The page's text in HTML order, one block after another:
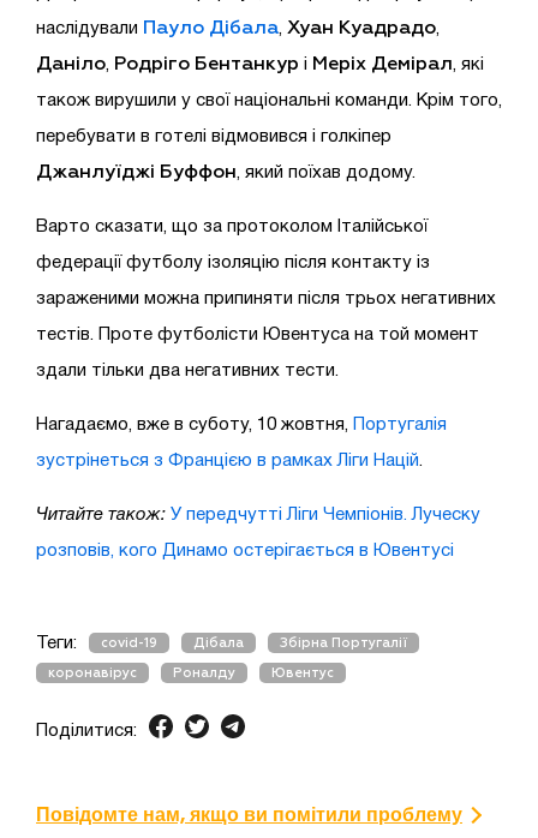
наслідували Пауло Дібала Хуан Куадрадо
Даніло Родріго Бентанкур і Меріх Демірал , які
також вирушили у свої національні команди. Крім того,
перебувати в готелі відмовився і голкіпер
Джанлуїджі Буффон , який поїхав додому.
Варто сказати, що за протоколом Італійської
федерації футболу ізоляцію після контакту із
зараженими можна припиняти після трьох негативних
тестів. Проте футболісти Ювентуса на той момент
здали тільки два негативних тести.
Нагадаємо, вже в суботу, 10 жовтня, Португалія
зустрінеться з Францією в рамках Ліги Націй
Читайте також: У передчутті Ліги Чемпіонів. Луческу
розповів, кого Динамо остерігається в Ювентусі
Теги: covid-19 Дібала Збірна Португалії
коронавірус Роналду Ювентус
Поділитися:
Повідомте нам, якщо ви помітили проблему